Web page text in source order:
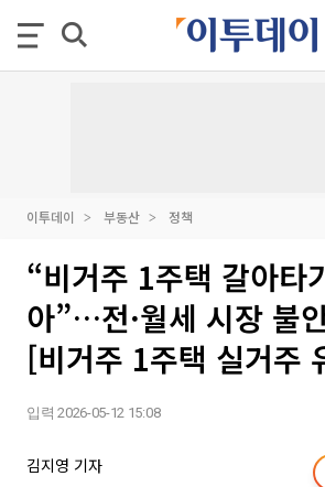
이투데이 부동산 정책
“비거주 1주택 갈아타
아”…전·월세 시장 불
[비거주 1주택 실거주
입력 2026-05-12 15:08
김지영 기자